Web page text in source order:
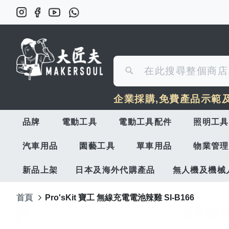
尋
搜
尋
企業採購,免費產品示範
品牌 電動工具 電動工具配件 照明工具
汽車用品 園藝工具 單車用品 物業管
新品上架 日本及海外代購產品 無人機及機械
首頁 Pro'sKit 寶工 無線充電電池辣雞 SI-B166